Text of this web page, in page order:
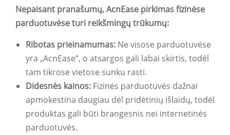
Nepaisant pranašumų, AcnEase pirkimas fizinėse
parduotuvėse turi reikšmingų trūkumų:
Ribotas prieinamumas: Ne visose parduotuvėse
yra „AcnEase“, o atsargos gali labai skirtis, todėl
tam tikrose vietose sunku rasti.
Didesnės kainos: Fizinės parduotuvės dažnai
apmokestina daugiau dėl pridėtinių išlaidų, todėl
produktas gali būti brangesnis nei internetinės
parduotuvės.